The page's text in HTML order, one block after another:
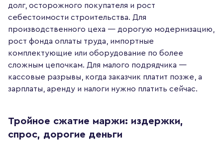
долг, осторожного покупателя и рост
себестоимости строительства. Для
производственного цеха — дорогую модернизацию,
рост фонда оплаты труда, импортные
комплектующие или оборудование по более
сложным цепочкам. Для малого подрядчика —
кассовые разрывы, когда заказчик платит позже, а
зарплаты, аренду и налоги нужно платить сейчас.
Тройное сжатие маржи: издержки,
спрос, дорогие деньги